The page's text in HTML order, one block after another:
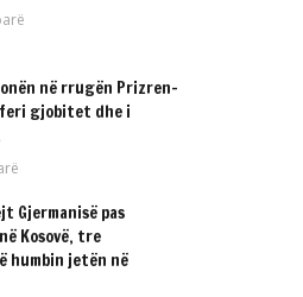
në rrugën Prizren-
gjobitet dhe i
Gjermanisë pas
Kosovë, tre
humbin jetën në